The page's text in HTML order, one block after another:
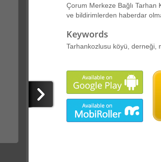
Çorum Merkeze Bağlı Tarhan
ve bildirimlerden haberdar
Keywords
Tarhankozlusu köyü, derneği,